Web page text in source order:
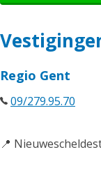
Regio Gent
09/279.95.70
📍